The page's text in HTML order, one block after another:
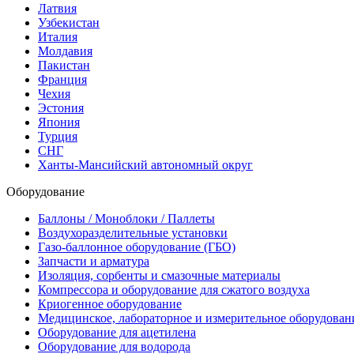
Латвия
Узбекистан
Италия
Молдавия
Пакистан
Франция
Чехия
Эстония
Япония
Турция
СНГ
Ханты-Мансийский автономный округ
Оборудование
Баллоны / Моноблоки / Паллеты
Воздухоразделительные установки
Газо-баллонное оборудование (ГБО)
Запчасти и арматура
Изоляция, сорбенты и смазочные материалы
Компрессора и оборудование для сжатого воздуха
Криогенное оборудование
Медицинское, лабораторное и измерительное
Оборудование для ацетилена
Оборудование для водорода